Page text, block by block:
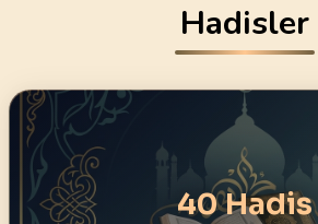
Hadisler
40 Hadis